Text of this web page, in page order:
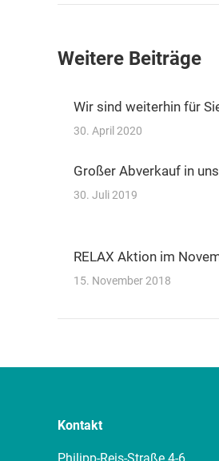
Weitere Beiträge
Wir sind weiterhin für
30. April 2020
Großer Abverkauf in
30. Juli 2019
RELAX Aktion im
15. November 2018
Kontakt
Philipp-Reis-Straße 4-6